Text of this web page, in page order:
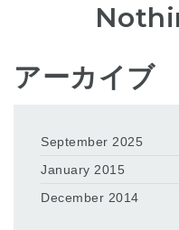
アーカイブ
September 2025
January 2015
December 2014